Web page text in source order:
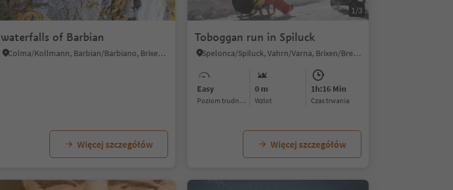
1/8 1/5
waterfalls of Barbian
Colma/Kollmann, Barbian/Barbiano, Brixen/Bressanone and environs
Więcej szczegółów
1/3
Toboggan run in Spiluck
Spelonca/Spiluck, Vahrn/Varna, Brixen/Bressanone and environs
Easy
Poziom trudności
0 m
Wzlot
1h:16 Min
czas trwania
Więcej szczegółów